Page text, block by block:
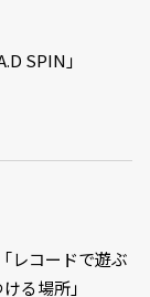
SPIN」
レコードで遊ぶ
る場所」